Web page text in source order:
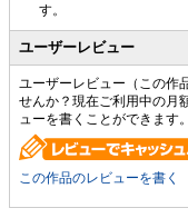
ユーザーレビュー
ユーザーレビュー（この作
せんか？現在ご利用中の月
ューを書くことができます。
この作品のレビューを書く